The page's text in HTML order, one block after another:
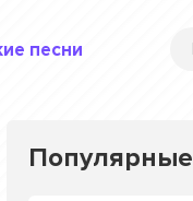
песни
Популярные